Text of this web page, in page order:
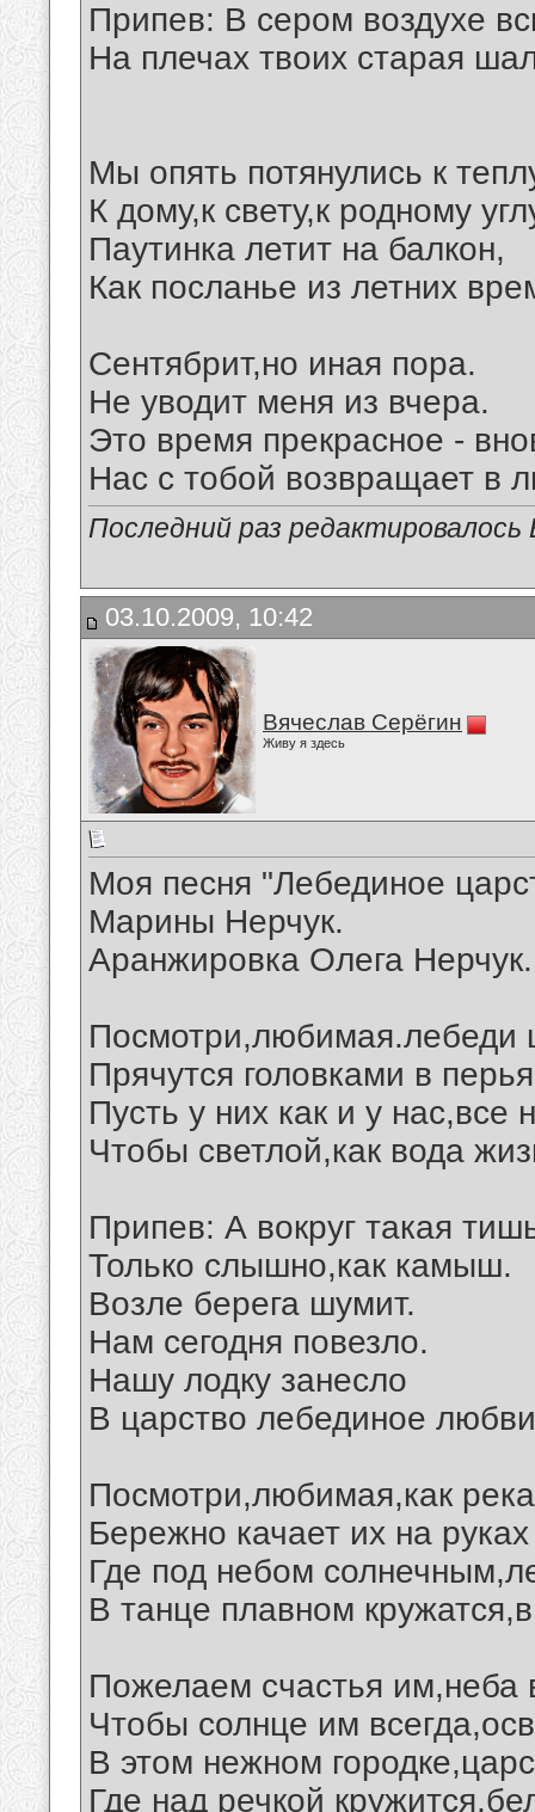
Припев: В сером воздухе
На плечах твоих старая
Мы опять потянулись к
К дому,к свету,к родному
Паутинка летит на балкон,
Как посланье из летних
Сентябрит,но иная пора.
Не уводит меня из вчера.
Это время прекрасное -
Нас с тобой возвращает в
Последний раз
03.10.2009, 10:42
Вячеслав Серёгин
Живу я здесь
Моя песня "Лебединое
Марины Нерчук.
Аранжировка Олега
Посмотри,любимая.лебеди
Прячутся головками в
Пусть у них как и у нас,все
Чтобы светлой,как вода
Припев: А вокруг такая
Только слышно,как камыш.
Возле берега шумит.
Нам сегодня повезло.
Нашу лодку занесло
В царство лебединое
Посмотри,любимая,как
Бережно качает их на
Где под небом
В танце плавном
Пожелаем счастья им,неба
Чтобы солнце им
В этом нежном
Где над речкой